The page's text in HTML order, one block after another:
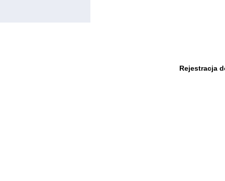
Rejestracja